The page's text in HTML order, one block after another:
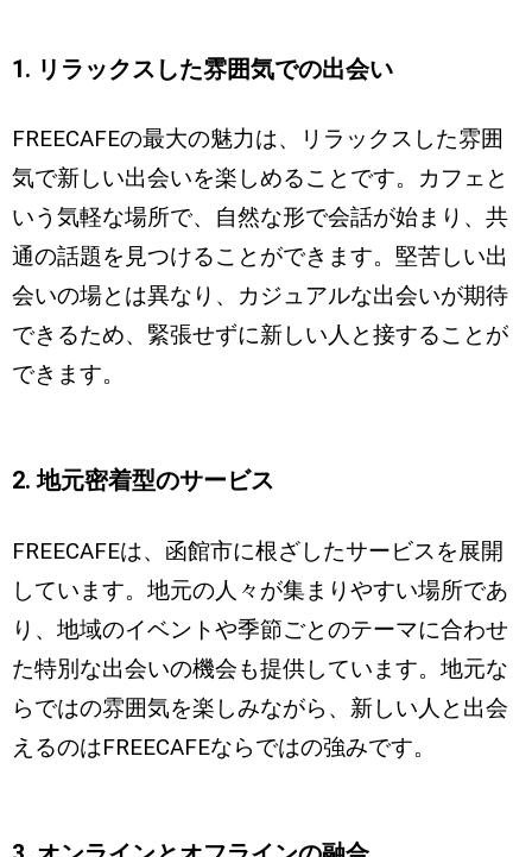
1. リラックスした雰囲気での出会い
FREECAFEの最大の魅力は、リラックスした雰囲
気で新しい出会いを楽しめることです。カフェと
いう気軽な場所で、自然な形で会話が始まり、共
通の話題を見つけることができます。堅苦しい出
会いの場とは異なり、カジュアルな出会いが期待
できるため、緊張せずに新しい人と接することが
できます。
2. 地元密着型のサービス
FREECAFEは、函館市に根ざしたサービスを展開
しています。地元の人々が集まりやすい場所であ
り、地域のイベントや季節ごとのテーマに合わせ
た特別な出会いの機会も提供しています。地元な
らではの雰囲気を楽しみながら、新しい人と出会
えるのはFREECAFEならではの強みです。